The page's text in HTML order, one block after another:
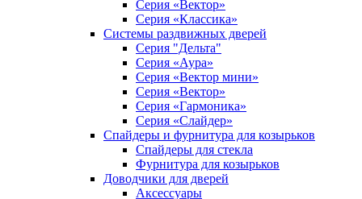
Серия «Вектор»
Серия «Классика»
Системы раздвижных дверей
Серия "Дельта"
Серия «Аура»
Серия «Вектор мини»
Серия «Вектор»
Серия «Гармоника»
Серия «Слайдер»
Спайдеры и фурнитура для козырьков
Спайдеры для стекла
Фурнитура для козырьков
Доводчики для дверей
Аксессуары